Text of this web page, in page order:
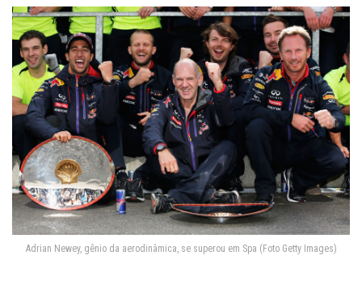
Adrian Newey, gênio da aerodinâmica, se superou em Spa (Foto Getty Images)